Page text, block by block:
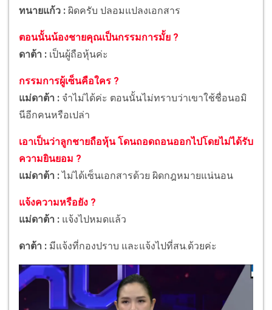
ทนายแก้ว : ผิดครับ ปลอมแปลงเอกสาร
ตอนนั้นน้องชายคุณเป็นกรรมการมั้ย ?
ดาต้า : เป็นผู้ถือหุ้นค่ะ
กรรมการผู้เซ็นคือใคร ?
แม่ดาต้า : จำไม่ได้ค่ะ ตอนนั้นไม่ทราบว่าเขาใช้ชื่อนอมิ
นีอีกคนหรือเปล่า
เอาเป็นว่าลูกชายถือหุ้น โดนถอดถอนออกไปโดยไม่ได้รับ
ความยินยอม ?
แม่ดาต้า :ไม่ได้เซ็นเอกสารด้วย ผิดกฎหมายแน่นอน
แจ้งความหรือยัง ?
แม่ดาต้า : แจ้งไปหมดแล้ว
ดาต้า : มีแจ้งที่กองปราบ และแจ้งไปที่สน.ด้วยค่ะ